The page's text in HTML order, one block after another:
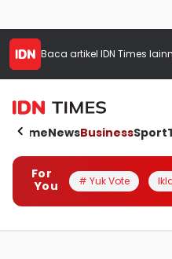
Baca artikel IDN Times
HomeNewsBusinessSport
For
You
# Yuk Vote